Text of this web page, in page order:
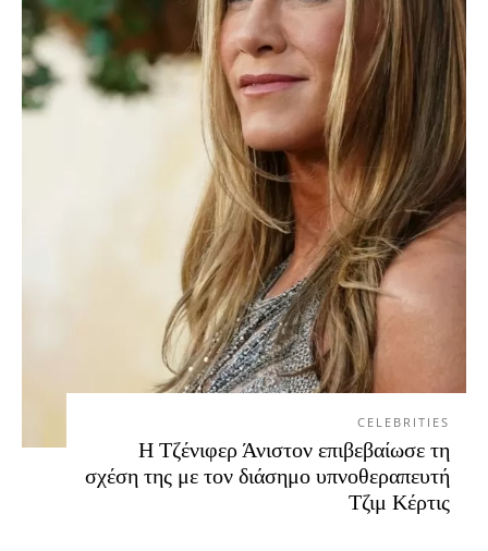
CELEBRITIES
Η Τζένιφερ Άνιστον επιβεβαίωσε τη
σχέση της με τον διάσημο υπνοθεραπευτή
Τζιμ Κέρτις